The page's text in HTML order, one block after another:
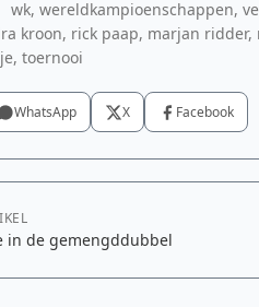
wk, wereldkampioenschappen,
kroon, rick paap, marjan
toernooi
WhatsApp X Facebook
in de gemengddubbel